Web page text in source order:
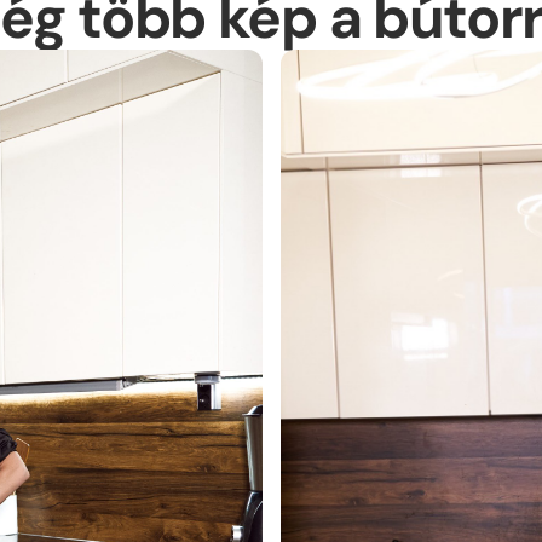
több kép a